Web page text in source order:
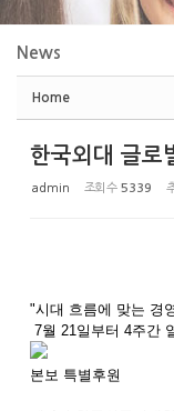
News
Home
한국외대 글로
admin 조회 수 5339
"시대 흐름에 맞는 경
7월 21일부터 4주간
본보 특별후원